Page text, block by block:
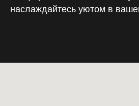
наслаждайтесь уютом в